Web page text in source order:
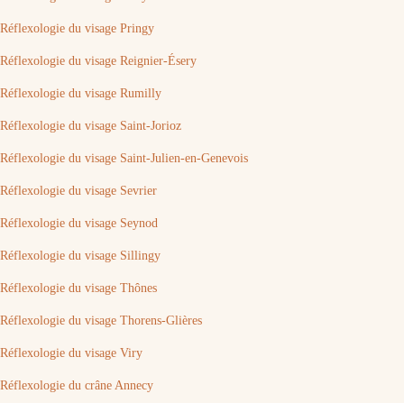
Réflexologie du visage Pringy
Réflexologie du visage Reignier-Ésery
Réflexologie du visage Rumilly
Réflexologie du visage Saint-Jorioz
Réflexologie du visage Saint-Julien-en-Genevois
Réflexologie du visage Sevrier
Réflexologie du visage Seynod
Réflexologie du visage Sillingy
Réflexologie du visage Thônes
Réflexologie du visage Thorens-Glières
Réflexologie du visage Viry
Réflexologie du crâne Annecy